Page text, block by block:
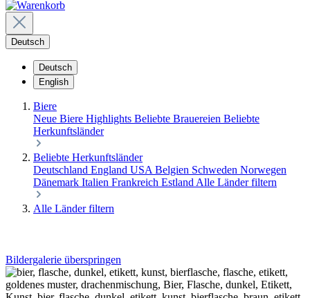
Deutsch
Deutsch
English
Biere
Neue Biere Highlights Beliebte Brauereien Beliebte
Herkunftsländer
Beliebte Herkunftsländer
Deutschland England USA Belgien Schweden Norwegen
Dänemark Italien Frankreich Estland Alle Länder filtern
Alle Länder filtern
Bildergalerie überspringen